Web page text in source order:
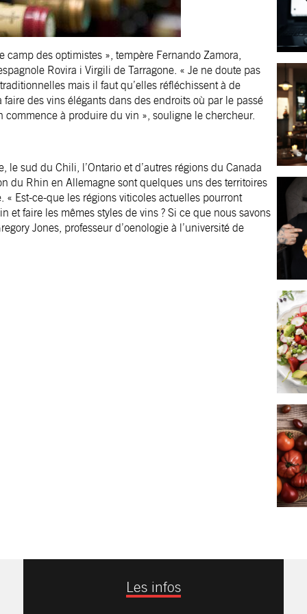
des optimistes », tempère Fernando Zamora,
Rovira i Virgili de Tarragone. « Je ne doute pas
mais il faut qu’elles réfléchissent à de
des vins élégants dans des endroits où par le passé
à produire du vin », souligne le chercheur.
sud du Chili, l’Ontario et d’autres régions du Canada
du Rhin en Allemagne sont quelques uns des territoires
Est-ce-que les régions viticoles actuelles pourront
et faire les mêmes styles de vins ? Si ce que nous savons
Jones, professeur d’oenologie à l’université de
Les infos